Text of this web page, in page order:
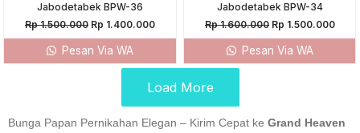
Jabodetabek BPW-36
Rp1.500.000 Rp 1.400.000
Pesan Via WA
Jabodetabek BPW-34
Rp1.600.000 Rp 1.500.000
Pesan Via WA
Load More
Bunga Papan Pernikahan Elegan – Kirim Cepat ke Grand Heaven